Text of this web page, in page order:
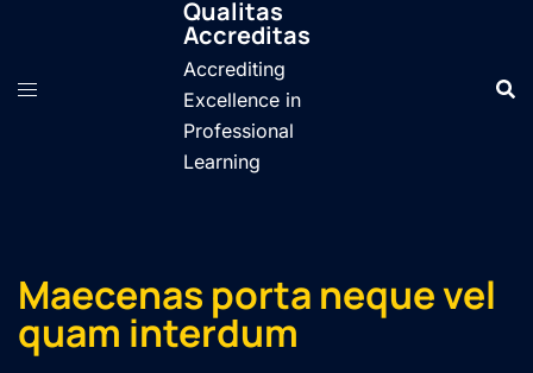
Qualitas
Accreditas
Accrediting
Excellence in
Professional
Learning
Maecenas porta neque vel
quam interdum